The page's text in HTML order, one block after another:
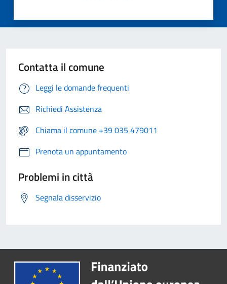
Contatta il comune
Leggi le domande frequenti
Richiedi Assistenza
Chiama il comune +39 035 479011
Prenota un appuntamento
Problemi in città
Segnala disservizio